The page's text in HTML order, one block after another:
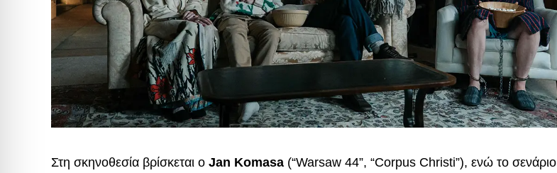
Στη σκηνοθεσία βρίσκεται ο Jan Komasa (“Warsaw 44”, “Corpus Christi”), ενώ το σενάριο